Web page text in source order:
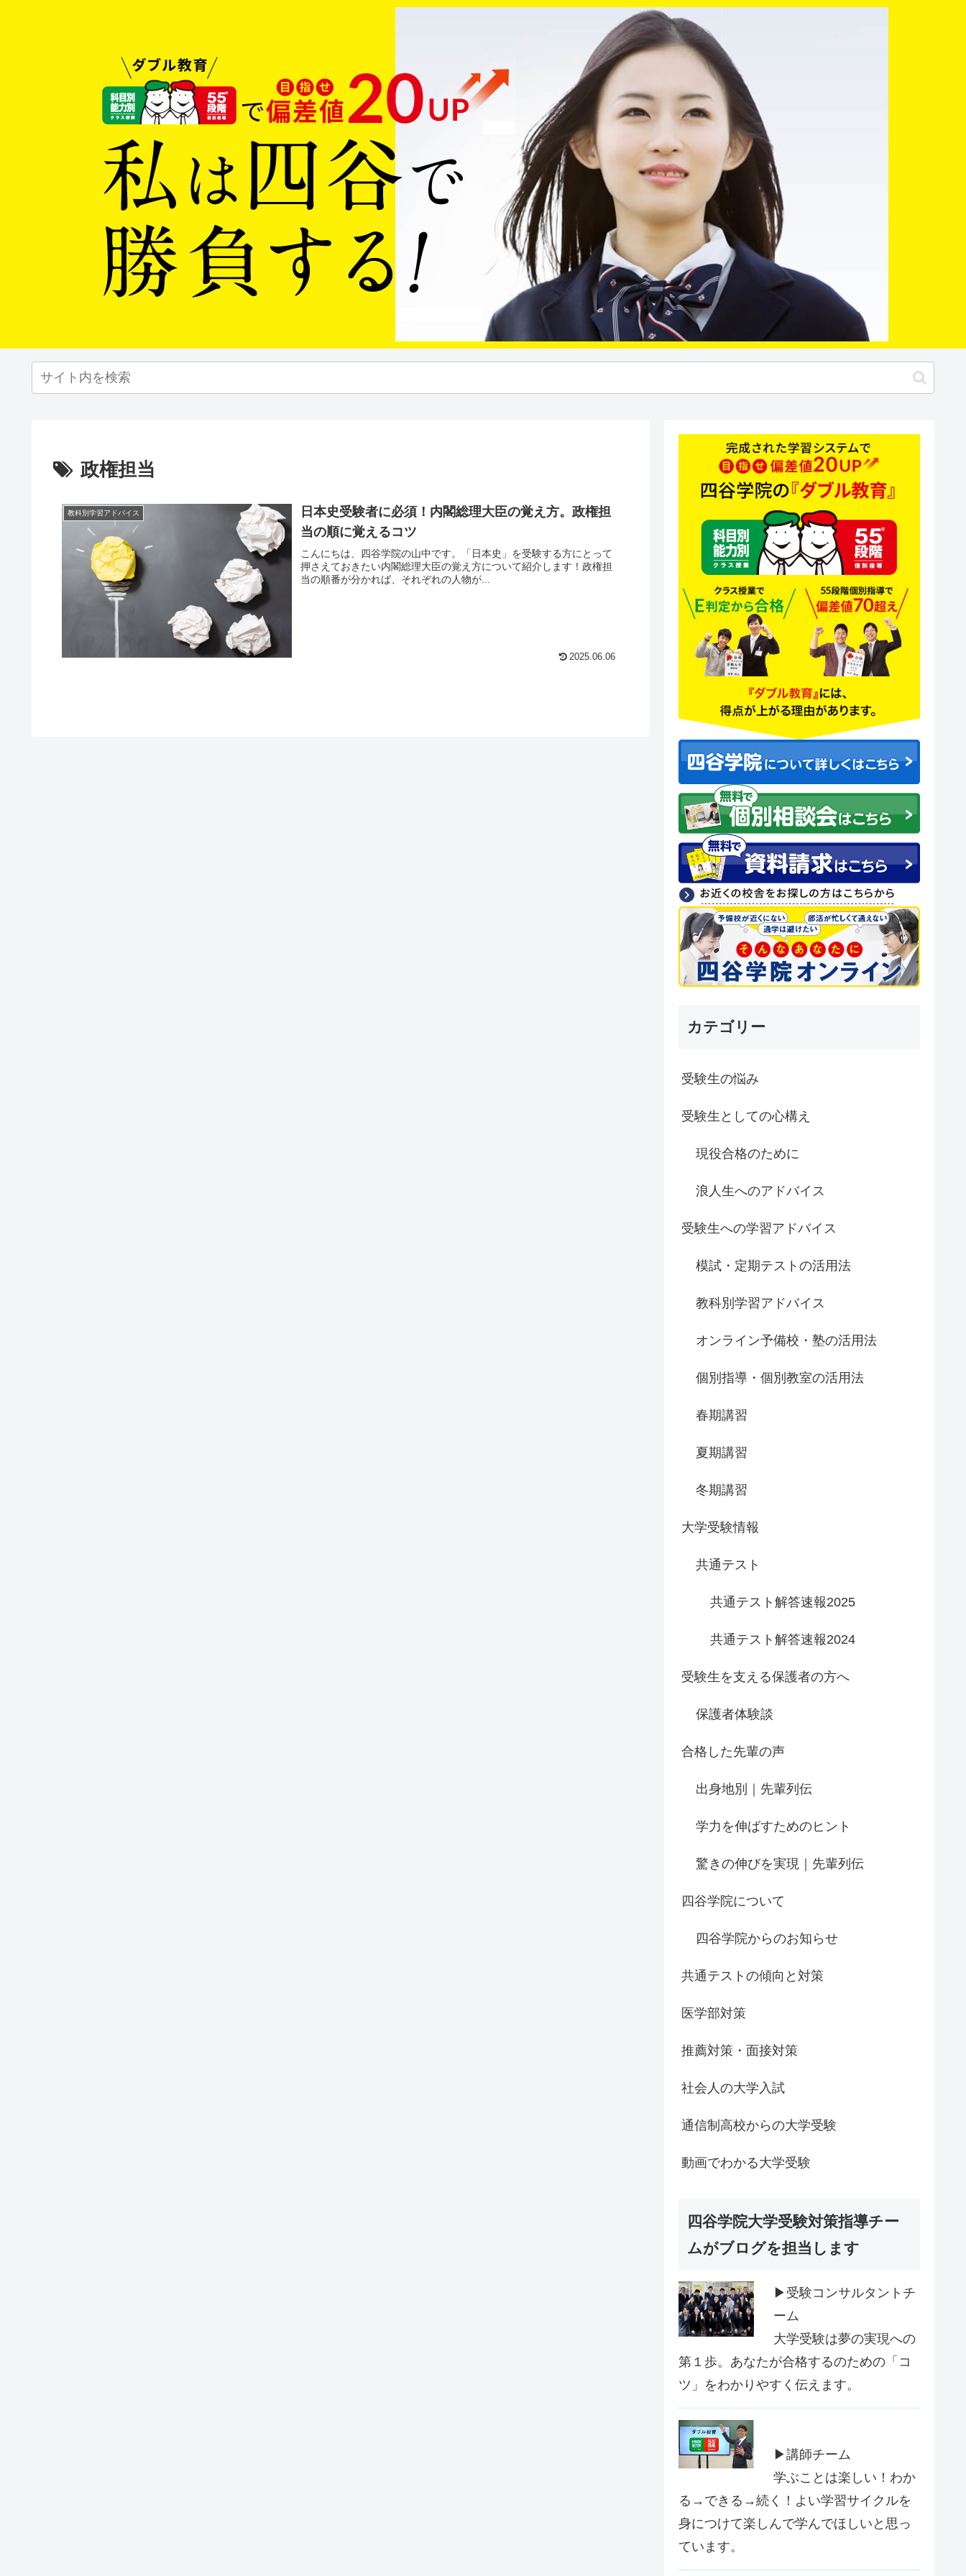
政権担当
教科別学習アドバイス
日本史受験者に必須！内閣総理大臣の覚え方。政権担
当の順に覚えるコツ
こんにちは、四谷学院の山中です。「日本史」を受験する方にとって
押さえておきたい内閣総理大臣の覚え方について紹介します！政権担
当の順番が分かれば、それぞれの人物が...
2025.06.06
カテゴリー
受験生の悩み
受験生としての心構え
現役合格のために
浪人生へのアドバイス
受験生への学習アドバイス
模試・定期テストの活用法
教科別学習アドバイス
オンライン予備校・塾の活用法
個別指導・個別教室の活用法
春期講習
夏期講習
冬期講習
大学受験情報
共通テスト
共通テスト解答速報2025
共通テスト解答速報2024
受験生を支える保護者の方へ
保護者体験談
合格した先輩の声
出身地別｜先輩列伝
学力を伸ばすためのヒント
驚きの伸びを実現｜先輩列伝
四谷学院について
四谷学院からのお知らせ
共通テストの傾向と対策
医学部対策
推薦対策・面接対策
社会人の大学入試
通信制高校からの大学受験
動画でわかる大学受験
四谷学院大学受験対策指導チー
ムがブログを担当します
▶受験コンサルタントチ
ーム
大学受験は夢の実現への
第１歩。あなたが合格するのための「コ
ツ」をわかりやすく伝えます。
▶講師チーム
学ぶことは楽しい！わか
る→できる→続く！よい学習サイクルを
身につけて楽しんで学んでほしいと思っ
ています。